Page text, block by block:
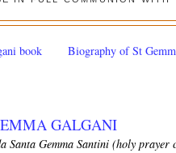
book Biography of St
GALGANI
Santa Gemma Santini (holy